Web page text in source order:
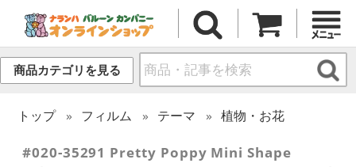
商品カテゴリを見る
トップ フィルム テーマ 植物・お花
#020-35291 Pretty Poppy Mini Shape